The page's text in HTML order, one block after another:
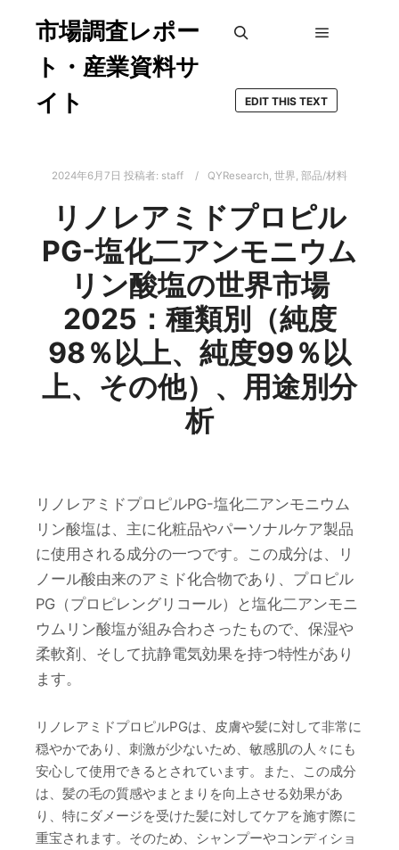
市場調査レポー
ト・産業資料サ
イト
EDIT THIS TEXT
2024年6月7日 投稿者: staff QYResearch, 世界, 部品/材料
リノレアミドプロピル
PG-塩化二アンモニウム
リン酸塩の世界市場
2025：種類別（純度
98％以上、純度99％以
上、その他）、用途別分
析
リノレアミドプロピルPG-塩化二アンモニウム
リン酸塩は、主に化粧品やパーソナルケア製品
に使用される成分の一つです。この成分は、リ
ノール酸由来のアミド化合物であり、プロピル
PG（プロピレングリコール）と塩化二アンモニ
ウムリン酸塩が組み合わさったもので、保湿や
柔軟剤、そして抗静電気効果を持つ特性があり
ます。
リノレアミドプロピルPGは、皮膚や髪に対して非常に
穏やかであり、刺激が少ないため、敏感肌の人々にも
安心して使用できるとされています。また、この成分
は、髪の毛の質感やまとまりを向上させる効果があ
り、特にダメージを受けた髪に対してケアを施す際に
重宝されます。そのため、シャンプーやコンディショ